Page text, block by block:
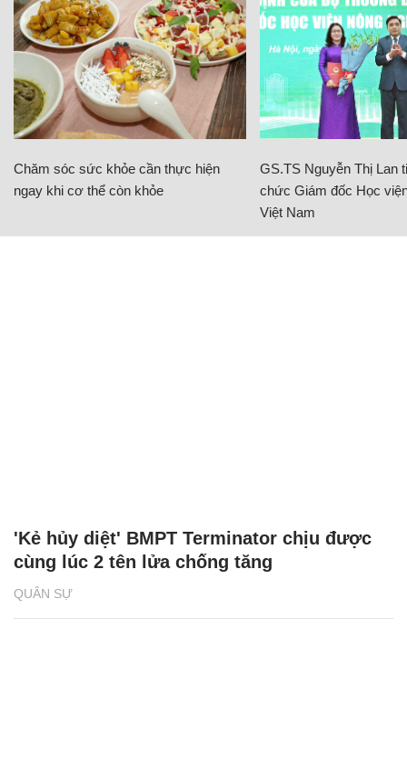
Chăm sóc sức khỏe cần thực hiện
ngay khi cơ thể còn khỏe
GS.TS Nguyễn Thị Lan
chức Giám đốc Học
Việt Nam
QUÂN SỰ
'Kẻ hủy diệt' BMPT Terminator chịu được
cùng lúc 2 tên lửa chống tăng